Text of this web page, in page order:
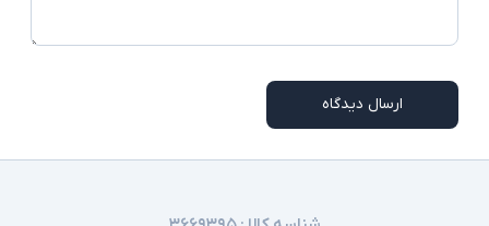
امکاناتی نظیر نور پس زمینه کیبورد در همه مدلها
ارسال دیدگاه